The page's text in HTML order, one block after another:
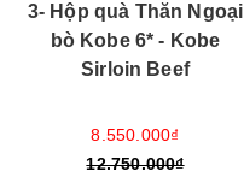
3- Hộp quà Thăn Ngoại
bò Kobe 6* - Kobe
Sirloin Beef
8.550.000₫
12.750.000₫